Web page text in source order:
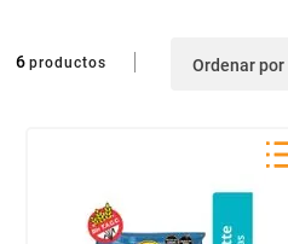
6 productos Ordenar por